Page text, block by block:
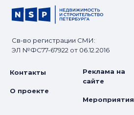
Св-во регистрации СМИ:
ЭЛ №ФС77-67922 от 06.12.2016
Контакты
О проекте
Реклама на
сайте
Мероприятия